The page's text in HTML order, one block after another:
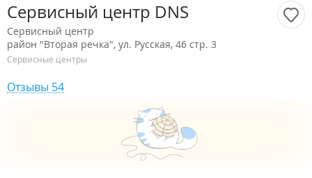
Сервисный центр DNS
Сервисный центр
район "Вторая речка", ул. Русская, 46 стр. 3
Сервисные центры
Отзывы 54